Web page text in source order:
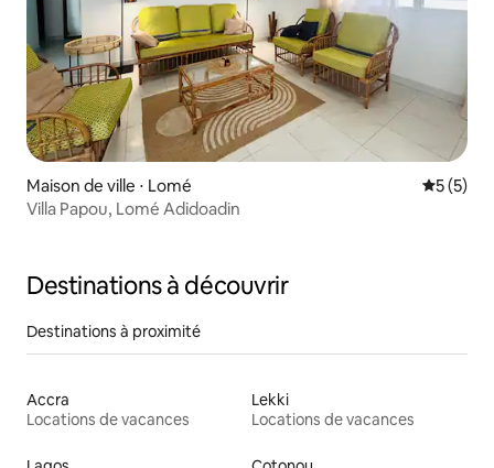
Maison de ville ⋅ Lomé
5 (5)
Villa Papou, Lomé Adidoadin
Destinations à découvrir
Destinations à proximité
Accra
Locations de vacances
Lekki
Locations de vacances